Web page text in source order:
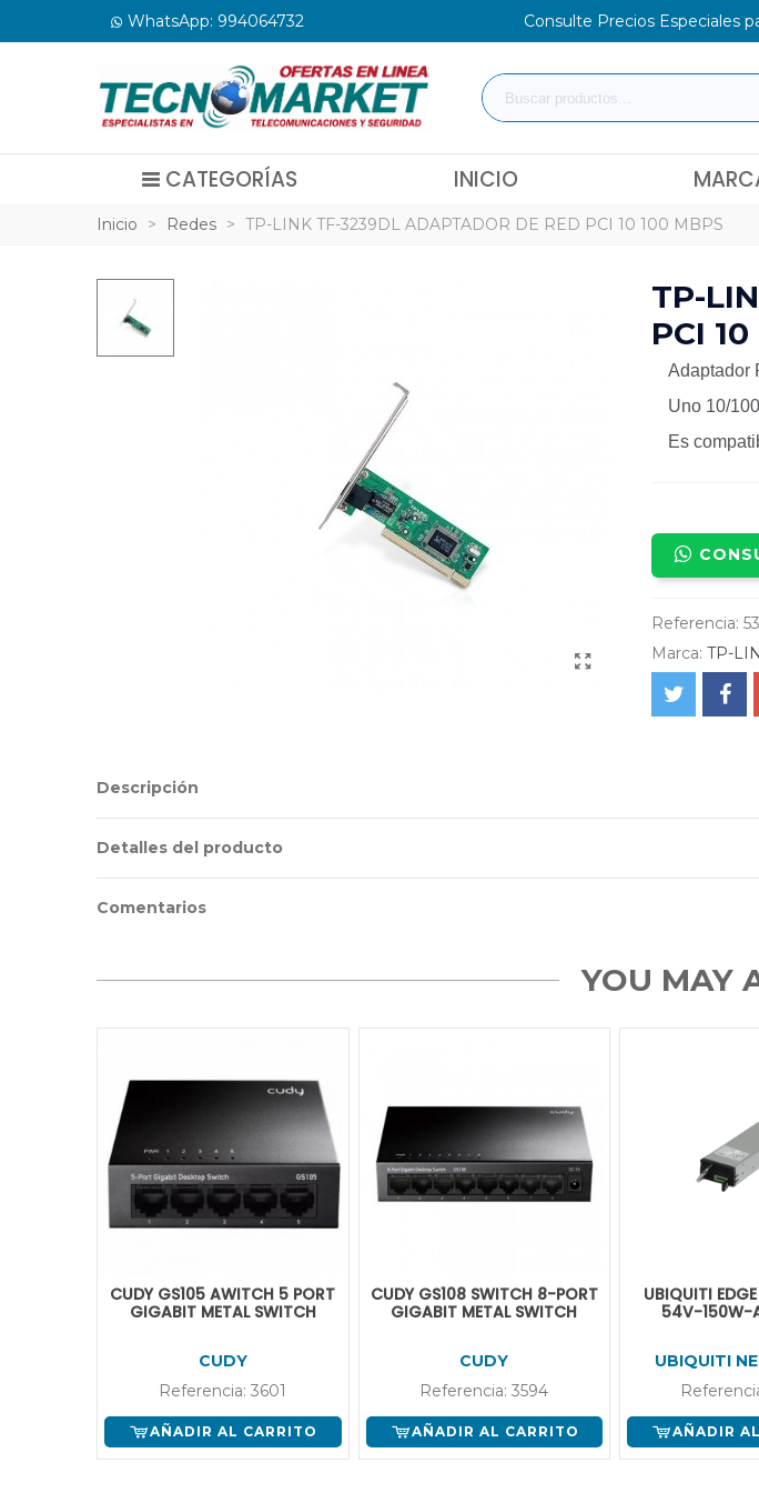
WhatsApp: 994064732 Consulte Precios Especiales
CATEGORÍAS INICIO
Inicio > Redes > TP-LINK TF-3239DL ADAPTADOR DE RED PCI 10 100 MBPS
TP-
PCI
Adaptador
Uno 10/
Es
Referencia:
Marca: TP-
Descripción
Detalles del producto
Comentarios
YOU MAY
CUDY GS105 AWITCH 5 PORT
GIGABIT METAL SWITCH
CUDY
Referencia: 3601
AÑADIR AL CARRITO
CUDY GS108 SWITCH 8-PORT
GIGABIT METAL SWITCH
CUDY
Referencia: 3594
AÑADIR AL CARRITO
UBIQUITI
54V-150W-
UBIQUITI
AÑADIR